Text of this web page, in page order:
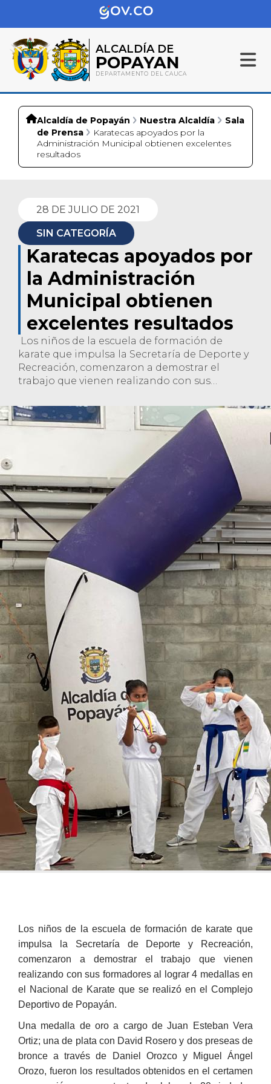
ALCALDÍA DE
POPAYAN
DEPARTAMENTO DEL CAUCA
Alcaldía de Popayán Nuestra Alcaldía
Sala
de Prensa
Karatecas apoyados por la
Administración Municipal obtienen excelentes
resultados
28 DE JULIO DE 2021
SIN CATEGORÍA
Karatecas apoyados por
la Administración
Municipal obtienen
excelentes resultados
Los niños de la escuela de formación de
karate que impulsa la Secretaría de Deporte y
Recreación, comenzaron a demostrar el
trabajo que vienen realizando con sus
​Los niños de la escuela de formación de karate que
impulsa la Secretaría de Deporte y Recreación,
comenzaron a demostrar el trabajo que vienen
realizando con sus formadores al lograr 4 medallas en
el Nacional de Karate que se realizó en el Complejo
Deportivo de Popayán.
Una medalla de oro a cargo de Juan Esteban Vera
Ortiz; una de plata con David Rosero y dos preseas de
bronce a través de Daniel Orozco y Miguel Ángel
Orozo, fueron los resultados obtenidos en el certamen